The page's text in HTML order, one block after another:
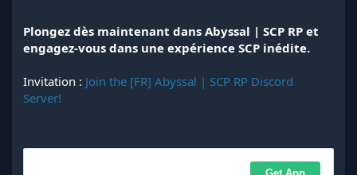
Plongez dès maintenant dans Abyssal | SCP RP et
engagez-vous dans une expérience SCP inédite.
Invitation : Join the [FR] Abyssal | SCP RP Discord
Server!